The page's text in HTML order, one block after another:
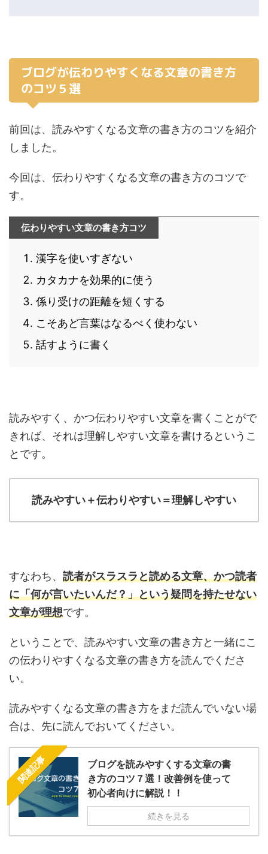
ブログが伝わりやすくなる文章の書き方
のコツ５選
前回は、読みやすくなる文章の書き方のコツを紹介
しました。
今回は、伝わりやすくなる文章の書き方のコツで
す。
伝わりやすい文章の書き方コツ
漢字を使いすぎない
カタカナを効果的に使う
係り受けの距離を短くする
こそあど言葉はなるべく使わない
話すように書く
読みやすく、かつ伝わりやすい文章を書くことがで
きれば、それは理解しやすい文章を書けるというこ
とです。
読みやすい＋伝わりやすい＝理解しやすい
すなわち、 読者がスラスラと読める文章、かつ読者
に「何が言いたいんだ？」という疑問を持たせない
文章が理想です。
ということで、読みやすい文章の書き方と一緒にこ
の伝わりやすくなる文章の書き方を読んでくださ
い。
読みやすくなる文章の書き方をまだ読んでいない場
合は、先に読んでおいてください。
関連記事
ブログを読みやすくする文章の書
き方のコツ７選！改善例を使って
初心者向けに解説！！
続きを見る